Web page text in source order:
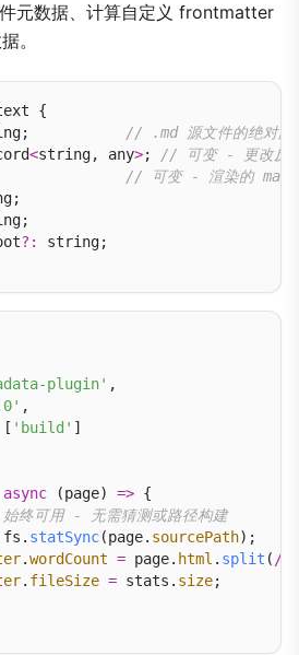
元数据、计算自定义 frontmatter
。
{
// .md 源文件的绝对路
<string, any>; // 可变 - 更改反映
// 可变 - 渲染的
?:
string;
plugin' ,
,
[ 'build' ]
async (page) => {
终可用 - 无需猜测或路径构建
fs. statSync(page. sourcePath);
.wordCount = page. html . split (/
. fileSize = stats. size;